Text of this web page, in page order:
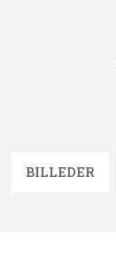
BILLEDER